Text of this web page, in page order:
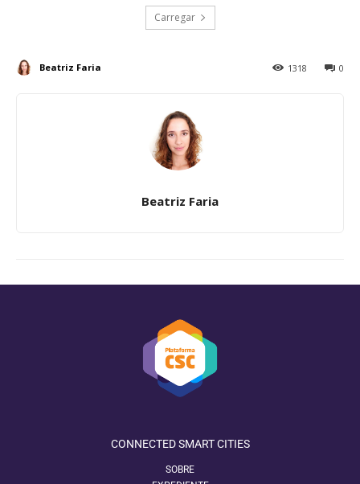
Carregar
Beatriz Faria 0
1318
Beatriz Faria
CONNECTED SMART CITIES
SOBRE